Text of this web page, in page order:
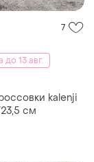
7
до 13 авг.
kalenji
см